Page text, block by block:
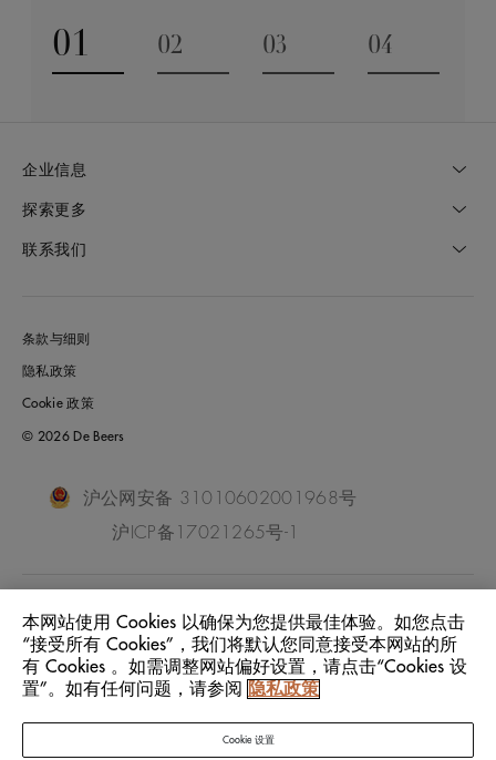
01
Go to slide 1
02
03
04
企业信息
探索更多
联系我们
条款与细则
隐私政策
Cookie 政策
© 2026 De Beers
沪公网安备 31010602001968号
沪ICP备17021265号-1
位置: China Mainland
语言: 中文
本网站使用 Cookies 以确保为您提供最佳体验。如您点击
“接受所有 Cookies”，我们将默认您同意接受本网站的所
有 Cookies 。如需调整网站偏好设置，请点击“Cookies 设
置”。如有任何问题，请参阅
隐私政策
Cookie 设置